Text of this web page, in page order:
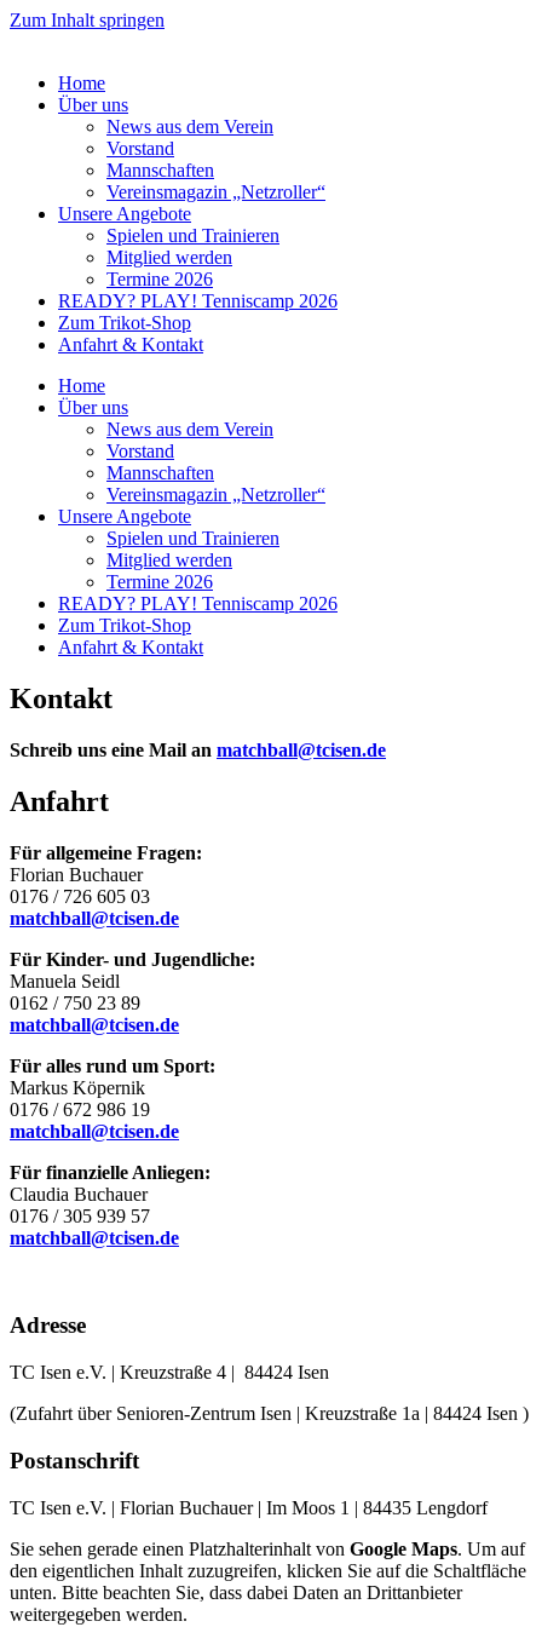
Zum Inhalt springen
Home
Über uns
News aus dem Verein
Vorstand
Mannschaften
Vereinsmagazin „Netzroller“
Unsere Angebote
Spielen und Trainieren
Mitglied werden
Termine 2026
READY? PLAY! Tenniscamp 2026
Zum Trikot-Shop
Anfahrt & Kontakt
Home
Über uns
News aus dem Verein
Vorstand
Mannschaften
Vereinsmagazin „Netzroller“
Unsere Angebote
Spielen und Trainieren
Mitglied werden
Termine 2026
READY? PLAY! Tenniscamp 2026
Zum Trikot-Shop
Anfahrt & Kontakt
Kontakt
Schreib uns eine Mail an matchball@tcisen.de
Anfahrt
Für allgemeine Fragen:
Florian Buchauer
0176 / 726 605 03
matchball@tcisen.de
Für Kinder- und Jugendliche:
Manuela Seidl
0162 / 750 23 89
matchball@tcisen.de
Für alles rund um Sport:
Markus Köpernik
0176 / 672 986 19
matchball@tcisen.de
Für finanzielle Anliegen:
Claudia Buchauer
0176 / 305 939 57
matchball@tcisen.de
Adresse
TC Isen e.V. | Kreuzstraße 4 | 84424 Isen
(Zufahrt über Senioren-Zentrum Isen | Kreuzstraße 1a | 84424 Isen )
Postanschrift
TC Isen e.V. | Florian Buchauer | Im Moos 1 | 84435 Lengdorf
Sie sehen gerade einen Platzhalterinhalt von Google Maps. Um auf
den eigentlichen Inhalt zuzugreifen, klicken Sie auf die Schaltfläche
unten. Bitte beachten Sie, dass dabei Daten an Drittanbieter
weitergegeben werden.